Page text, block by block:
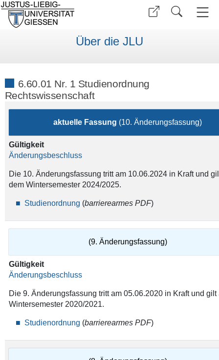
Über die JLU
6.60.01 Nr. 1 Studienordnung
Rechtswissenschaft
aktuelle Fassung (10. Änderungsfassung)
Gültigkeit
Änderungsbeschluss
Die 10. Änderungsfassung tritt am 10.06.2024 in Kraft und
dem Wintersemester 2024/2025.
Studienordnung (barrierearmes PDF)
(9. Änderungsfassung)
Gültigkeit
Änderungsbeschluss
Die 9. Änderungsfassung tritt am 05.06.2020 in Kraft und gilt
Wintersemester 2020/2021.
Studienordnung (barrierearmes PDF)